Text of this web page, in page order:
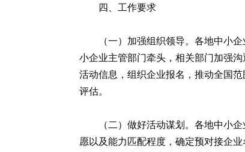
四、工作要求
（一）加强组织领导。各地中小
小企业主管部门牵头，相关部门加强
活动信息，组织企业报名，推动全国
评估。
（二）做好活动谋划。各地中小
愿以及能力匹配程度，确定预对接企